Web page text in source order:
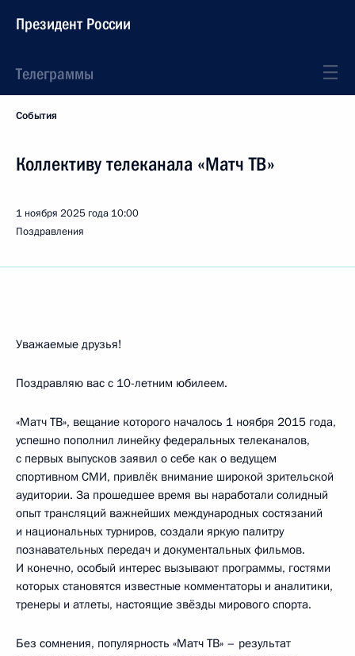
Президент России
Телеграммы
События
Коллективу телеканала «Матч ТВ»
1 ноября 2025 года 10:00
Поздравления
Уважаемые друзья!
Поздравляю вас с 10-летним юбилеем.
«Матч ТВ», вещание которого началось 1 ноября 2015 года,
успешно пополнил линейку федеральных телеканалов,
с первых выпусков заявил о себе как о ведущем
спортивном СМИ, привлёк внимание широкой зрительской
аудитории. За прошедшее время вы наработали солидный
опыт трансляций важнейших международных состязаний
и национальных турниров, создали яркую палитру
познавательных передач и документальных фильмов.
И конечно, особый интерес вызывают программы, гостями
которых становятся известные комментаторы и аналитики,
тренеры и атлеты, настоящие звёзды мирового спорта.
Без сомнения, популярность «Матч ТВ» – результат